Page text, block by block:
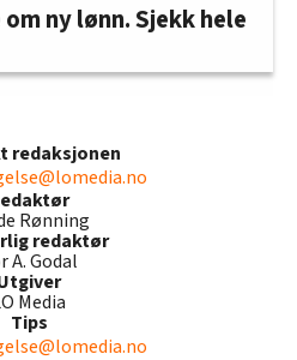
ny lønn. Sjekk hele
redaksjonen
Rønning
redaktør
A. Godal
Media
Tips